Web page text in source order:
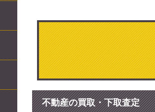
不動産の買取・下取査定